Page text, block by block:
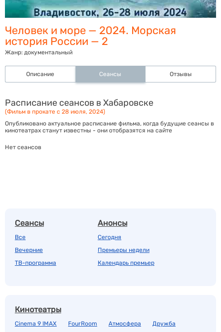
Человек и море — 2024. Морская
история России — 2
Жанр: документальный
Описание Сеансы Отзывы
Расписание сеансов в Хабаровске
(Фильм в прокате с 28 июля, 2024)
Опубликовано актуальное расписание фильма, когда будущие сеансы в
кинотеатрах станут известны - они отобразятся на сайте
Нет сеансов
Сеансы
Все
Вечерние
ТВ-программа
Анонсы
Сегодня
Премьеры недели
Календарь премьер
Кинотеатры
Cinema 9 IMAX FourRoom Атмосфера
Дружба